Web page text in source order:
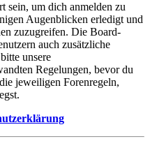
sein, um dich anmelden zu
Augenblicken erledigt und
zuzugreifen. Die Board-
auch zusätzliche
unsere
Regelungen, bevor du
jeweiligen Forenregeln,